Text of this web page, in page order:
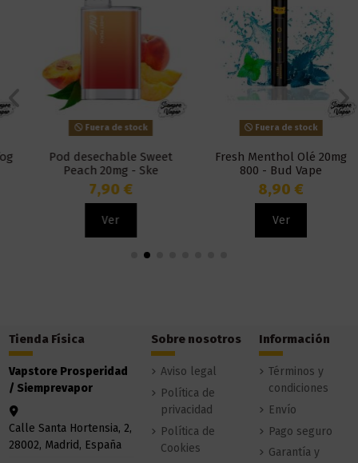
Fuera de stock
Pod desechable Sweet
Peach 20mg - Ske
Disposable Amare Crystal
One
7,90 €
Ver
Fuera de stock
Fresh Menthol Olé 20mg
800 - Bud Vape
8,90 €
Ver
Tienda Física
Vapstore Prosperidad
/ Siemprevapor
Calle Santa Hortensia, 2,
28002, Madrid, España
Sobre nosotros
Aviso legal
Política de
privacidad
Política de
Cookies
Información
Términos y
condiciones
Envío
Pago seguro
Garantía y